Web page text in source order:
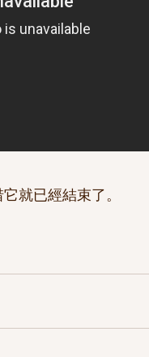
就已經結束了。